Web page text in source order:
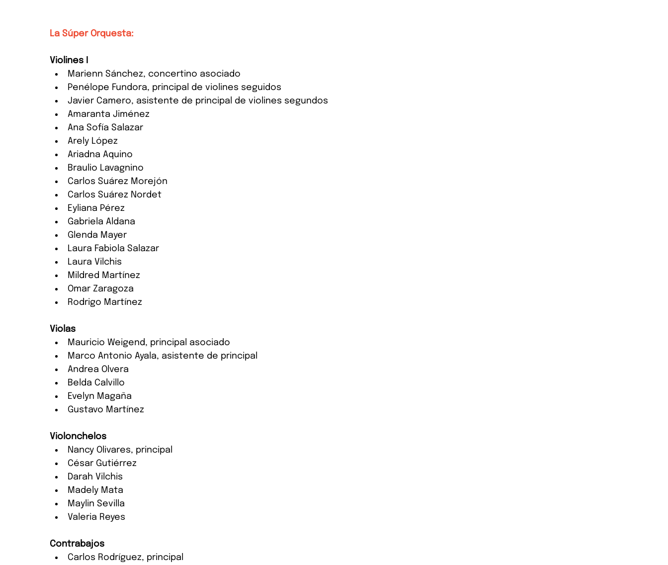
La Súper Orquesta:
Violines I
Marienn Sánchez, concertino asociado
Penélope Fundora, principal de violines seguidos
Javier Camero, asistente de principal de violines segundos
Amaranta Jiménez
Ana Sofía Salazar
Arely López
Ariadna Aquino
Braulio Lavagnino
Carlos Suárez Morejón
Carlos Suárez Nordet
Eyliana Pérez
Gabriela Aldana
Glenda Mayer
Laura Fabiola Salazar
Laura Vilchis
Mildred Martínez
Omar Zaragoza
Rodrigo Martínez
Violas
Mauricio Weigend, principal asociado
Marco Antonio Ayala, asistente de principal
Andrea Olvera
Belda Calvillo
Evelyn Magaña
Gustavo Martínez
Violonchelos
Nancy Olivares, principal
César Gutiérrez
Darah Vilchis
Madely Mata
Maylin Sevilla
Valeria Reyes
Contrabajos
Carlos Rodríguez, principal